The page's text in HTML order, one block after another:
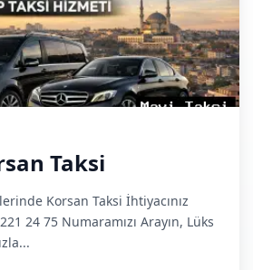
Taksi
Korsan Taksi İhtiyacınız
24 75 Numaramızı Arayın, Lüks